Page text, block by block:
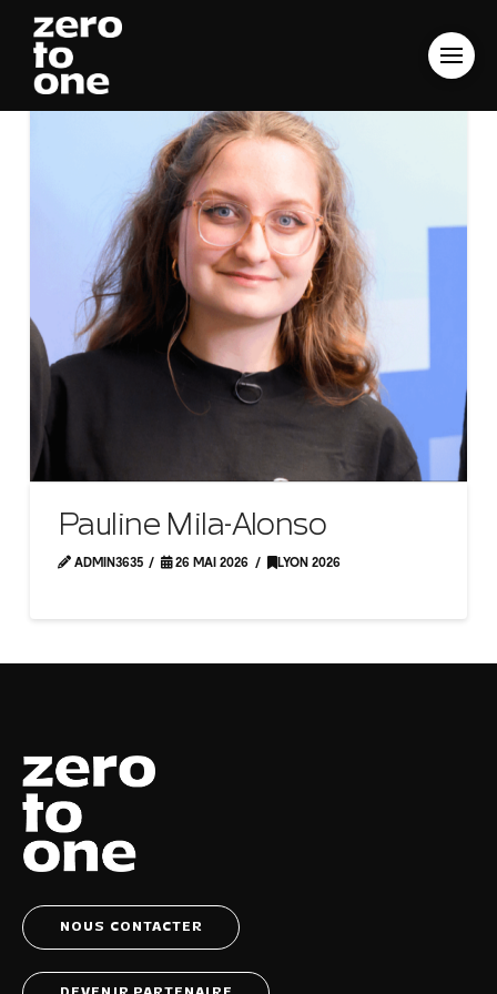
Pauline Mila-Alonso
ADMIN3635 26 MAI 2026 LYON 2026
NOUS CONTACTER